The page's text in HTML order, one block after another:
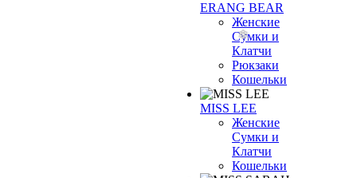
ERANG BEAR
Женские
Сумки и
Клатчи
Рюкзаки
Кошельки
MISS LEE
Женские
Сумки и
Клатчи
Кошельки